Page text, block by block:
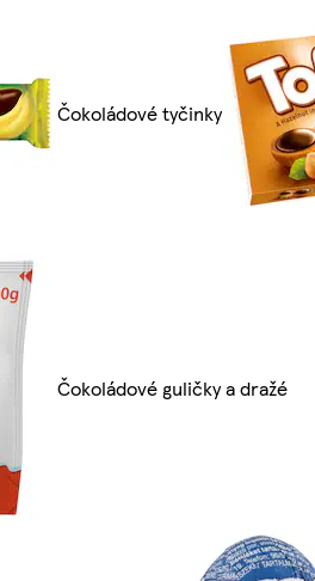
Čokoládové tyčinky
Čokoládové guličky a dražé